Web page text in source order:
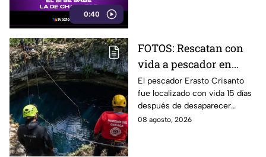
0:40
FOTOS: Rescatan con
vida a pescador en
cenote a 100 metros de
profundidad;
sobrevivió 15 días
El pescador Erasto Crisanto
fue localizado con vida 15 días
después de desaparecer
mientras pescaba en un
08 agosto, 2026